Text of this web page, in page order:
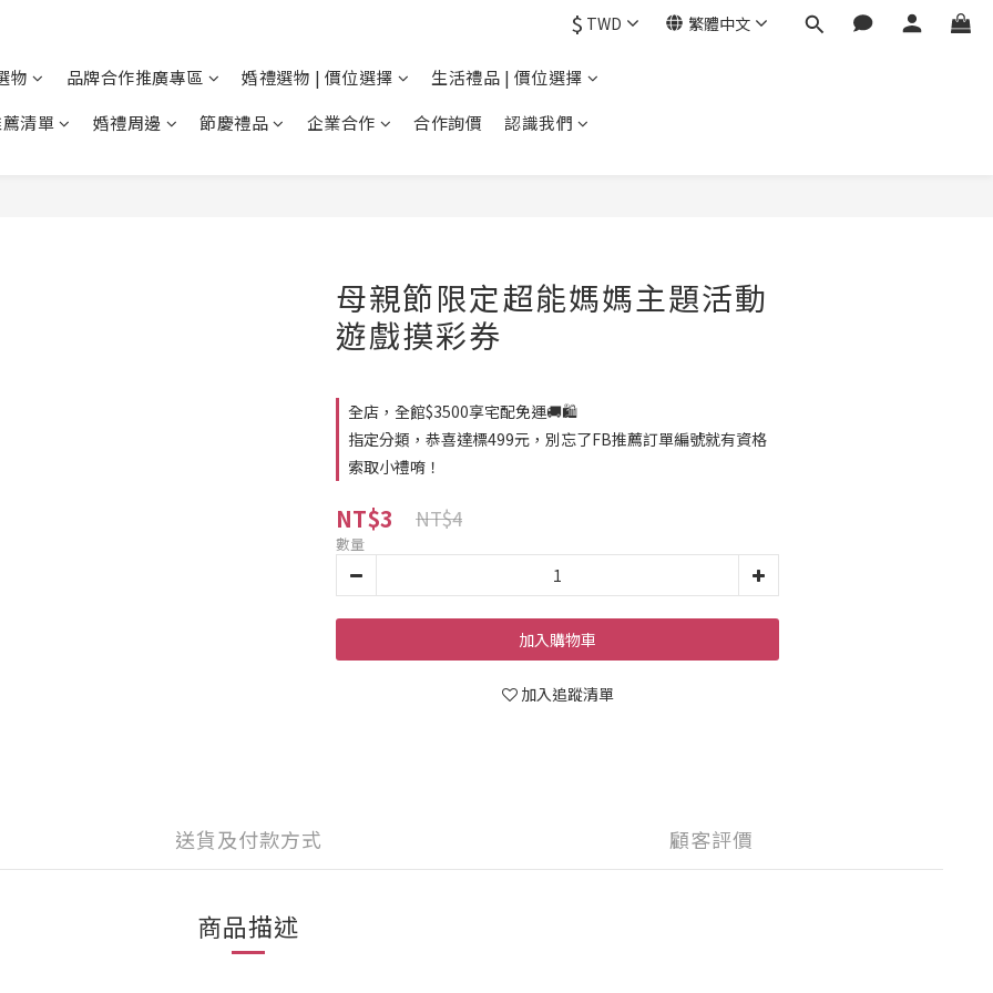
$ TWD 繁體中文
物 品牌合作推廣專區 婚禮選物 | 價位選擇
生活禮品 | 價位選擇
清單
婚禮周邊 節慶禮品 企業合作 合作詢價 認識我們
母親節限定超能媽媽主題活動
遊戲摸彩券
全店，全館$3500享宅配免運🚚🛍️
指定分類，恭喜達標499元，別忘了FB推薦訂單編號就有資格
索取小禮唷！
NT$3 NT$4
數量
加入購物車
加入追蹤清單
送貨及付款方式 顧客評價
商品描述